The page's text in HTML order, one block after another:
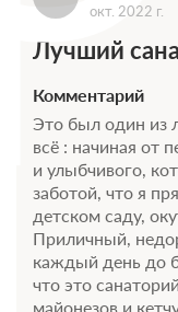
окт. 2022 г.
Лучший
Комментарий
Это был один из
всё : начиная от
и улыбчивого,
заботой, что я
детском саду,
Приличный,
каждый день до
что это
майонезов и